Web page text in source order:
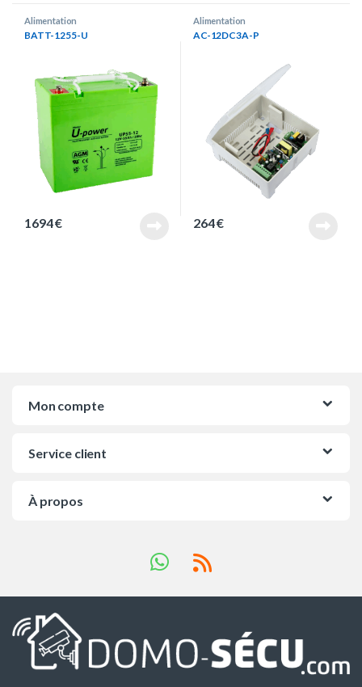
Alimentation
BATT-1255-U
1694€
Alimentation
AC-12DC3A-P
264€
Mon compte
Service client
À propos